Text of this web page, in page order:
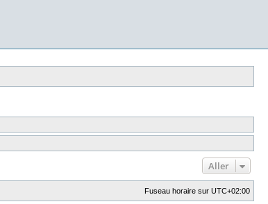
Aller
Fuseau horaire sur UTC+02:00